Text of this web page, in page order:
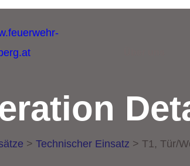
> Technischer Einsatz > T1, Tür/